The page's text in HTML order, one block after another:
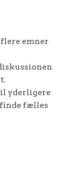
emner
yderligere
finde fælles